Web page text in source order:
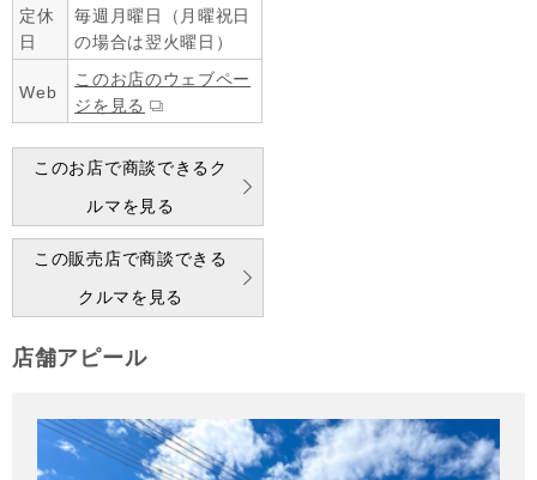
定休
日
毎週月曜日（月曜祝日
の場合は翌火曜日）
Web
このお店のウェブペー
ジを見る
このお店で商談できるク
ルマを見る
この販売店で商談できる
クルマを見る
店舗アピール